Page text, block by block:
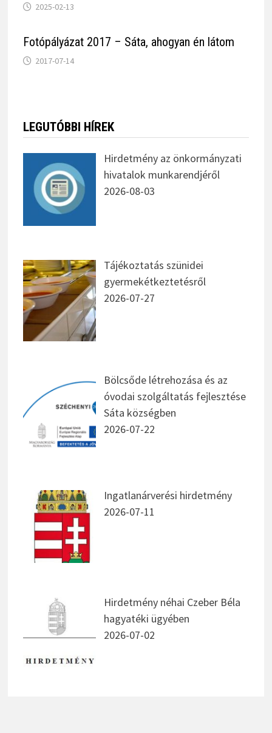
2025-02-13
Fotópályázat 2017 – Sáta, ahogyan én látom
2017-07-14
LEGUTÓBBI HÍREK
Hirdetmény az önkormányzati
hivatalok munkarendjéről
2026-08-03
Tájékoztatás szünidei
gyermekétkeztetésről
2026-07-27
Bölcsőde létrehozása és az
óvodai szolgáltatás fejlesztése
Sáta községben
2026-07-22
Ingatlanárverési hirdetmény
2026-07-11
Hirdetmény néhai Czeber Béla
hagyatéki ügyében
2026-07-02